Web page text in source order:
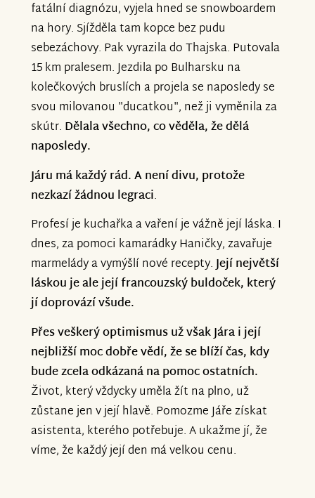
fatální diagnózu, vyjela hned se snowboardem
na hory. Sjížděla tam kopce bez pudu
sebezáchovy. Pak vyrazila do Thajska. Putovala
15 km pralesem. Jezdila po Bulharsku na
kolečkových bruslích a projela se naposledy se
svou milovanou "ducatkou", než ji vyměnila za
skútr. Dělala všechno, co věděla, že dělá
naposledy.
Járu má každý rád. A není divu, protože
nezkazí žádnou legraci.
Profesí je kuchařka a vaření je vážně její láska. I
dnes, za pomoci kamarádky Haničky, zavařuje
marmelády a vymýšlí nové recepty.Její největší
láskou je ale její francouzský buldoček, který
jí doprovází všude.
Přes veškerý optimismus už však Jára i její
nejbližší moc dobře vědí, že se blíží čas, kdy
bude zcela odkázaná na pomoc ostatních.
Život, který vždycky uměla žít na plno, už
zůstane jen v její hlavě. Pomozme Jáře získat
asistenta, kterého potřebuje. A ukažme jí, že
víme, že každý její den má velkou cenu.